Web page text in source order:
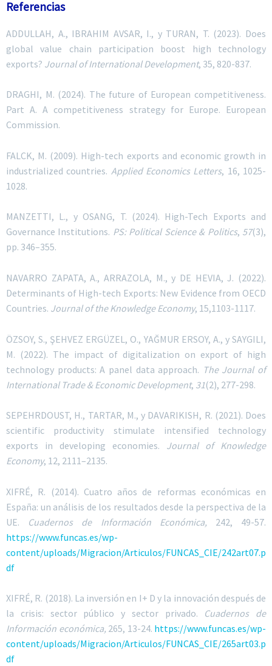
Referencias
ADDULLAH, A., IBRAHIM AVSAR, I., y TURAN, T. (2023). Does
global value chain participation boost high technology
exports? Journal of International Development, 35, 820-837.
DRAGHI, M. (2024). The future of European competitiveness.
Part A. A competitiveness strategy for Europe. European
Commission.
FALCK, M. (2009). High-tech exports and economic growth in
industrialized countries. Applied Economics Letters, 16, 1025-
1028.
MANZETTI, L., y OSANG, T. (2024). High-Tech Exports and
Governance Institutions. PS: Political Science & Politics, 57(3),
pp. 346–355.
NAVARRO ZAPATA, A., ARRAZOLA, M.,y DE HEVIA, J. (2022).
Determinants of High-tech Exports: New Evidence from OECD
Countries. Journal of the Knowledge Economy, 15,1103-1117.
ÖZSOY, S., ŞEHVEZ ERGÜZEL, O., YAĞMUR ERSOY, A., ySAYGILI,
M. (2022). The impact of digitalization on export of high
technology products: A panel data approach. The Journal of
International Trade & Economic Development, 31(2), 277-298.
SEPEHRDOUST, H., TARTAR, M., y DAVARIKISH, R. (2021). Does
scientific productivity stimulate intensified technology
exports in developing economies. Journal of Knowledge
Economy, 12, 2111–2135.
XIFRÉ, R. (2014). Cuatro años de reformas económicas en
España: un análisis de los resultados desde la perspectiva de la
UE. Cuadernos de Información Económica, 242, 49-57.
https://www.funcas.es/wp-
content/uploads/Migracion/Articulos/FUNCAS_CIE/242art07.p
df
XIFRÉ, R. (2018). La inversión en I+ D y la innovación después de
la crisis: sector público y sector privado. Cuadernos de
Información económica, 265, 13-24. https://www.funcas.es/wp-
content/uploads/Migracion/Articulos/FUNCAS_CIE/265art03.p
df